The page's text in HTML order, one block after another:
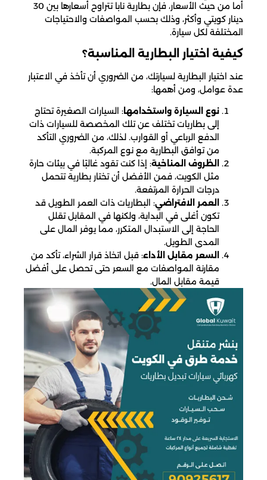
أما من حيث الأسعار، فإن بطارية نابا تتراوح أسعارها بين 30
دينار كويتي وأكثر، وذلك بحسب المواصفات والاحتياجات
المختلفة لكل سيارة.
كيفية اختيار البطارية المناسبة؟
عند اختيار البطارية لسيارتك، من الضروري أن تأخذ في الاعتبار
عدة عوامل، ومن أهمها:
نوع السيارة واستخدامها: السيارات الصغيرة تحتاج
إلى بطاريات تختلف عن تلك المخصصة للسيارات ذات
الدفع الرباعي أو القوارب. لذلك، من الضروري التأكد
من توافق البطارية مع نوع المركبة.
الظروف المناخية: إذا كنت تقود غالبًا في بيئات حارة
مثل الكويت، فمن الأفضل أن تختار بطارية تتحمل
درجات الحرارة المرتفعة.
العمر الافتراضي: البطاريات ذات العمر الطويل قد
تكون أغلى في البداية، ولكنها في المقابل تقلل
الحاجة إلى الاستبدال المتكرر، مما يوفر المال على
المدى الطويل.
السعر مقابل الأداء: قبل اتخاذ قرار الشراء، تأكد من
مقارنة المواصفات مع السعر حتى تحصل على أفضل
قيمة مقابل المال.